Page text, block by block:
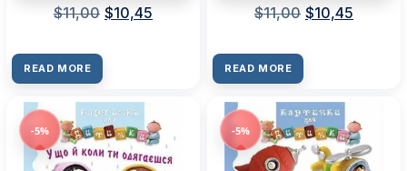
$11,00 $10,45
READ MORE
$11,00 $10,45
READ MORE
-5% -5%